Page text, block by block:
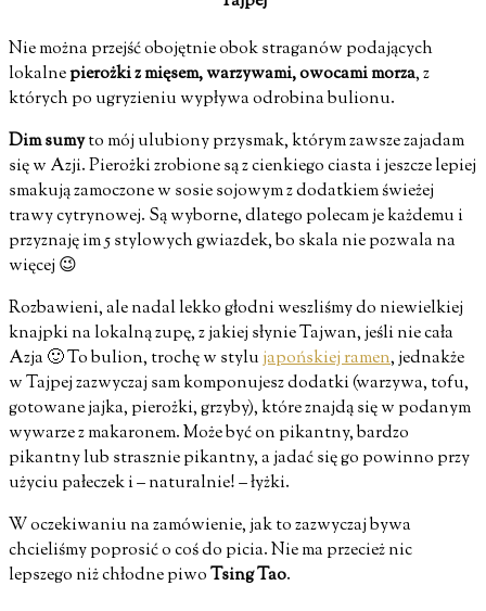
Nie można przejść obojętnie obok straganów podających
lokalnepierożki z mięsem, warzywami, owocami morza, z
których po ugryzieniu wypływa odrobina bulionu.
Dim sumyto mój ulubiony przysmak, którym zawsze zajadam
się w Azji. Pierożki zrobione są z cienkiego ciasta i jeszcze lepiej
smakują zamoczone w sosie sojowym z dodatkiem świeżej
trawy cytrynowej. Są wyborne, dlatego polecam je każdemu i
przyznaję im 5 stylowych gwiazdek, bo skala nie pozwala na
więcej 😉
Rozbawieni, ale nadal lekko głodni weszliśmy do niewielkiej
knajpki na lokalną zupę, z jakiej słynie Tajwan, jeśli nie cała
Azja 🙂 To bulion, trochę w stylujapońskiej ramen, jednakże
w Tajpej zazwyczaj sam komponujesz dodatki (warzywa, tofu,
gotowane jajka, pierożki, grzyby), które znajdą się w podanym
wywarze z makaronem. Może być on pikantny, bardzo
pikantny lub strasznie pikantny, a jadać się go powinno przy
użyciu pałeczek i – naturalnie! – łyżki.
W oczekiwaniu na zamówienie, jak to zazwyczaj bywa
chcieliśmy poprosić o coś do picia. Nie ma przecież nic
lepszego niż chłodne piwoTsing Tao.